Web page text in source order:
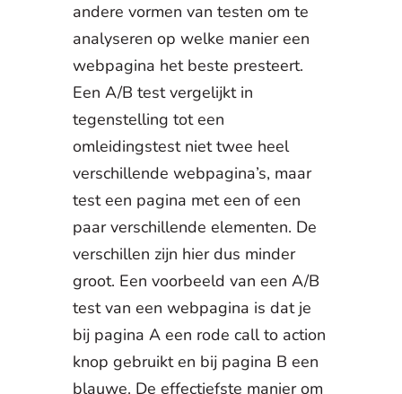
andere vormen van testen om te
analyseren op welke manier een
webpagina het beste presteert.
Een A/B test vergelijkt in
tegenstelling tot een
omleidingstest niet twee heel
verschillende webpagina’s, maar
test een pagina met een of een
paar verschillende elementen. De
verschillen zijn hier dus minder
groot. Een voorbeeld van een A/B
test van een webpagina is dat je
bij pagina A een rode call to action
knop gebruikt en bij pagina B een
blauwe. De effectiefste manier om